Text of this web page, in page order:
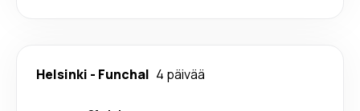
Helsinki - Funchal 4 päivää